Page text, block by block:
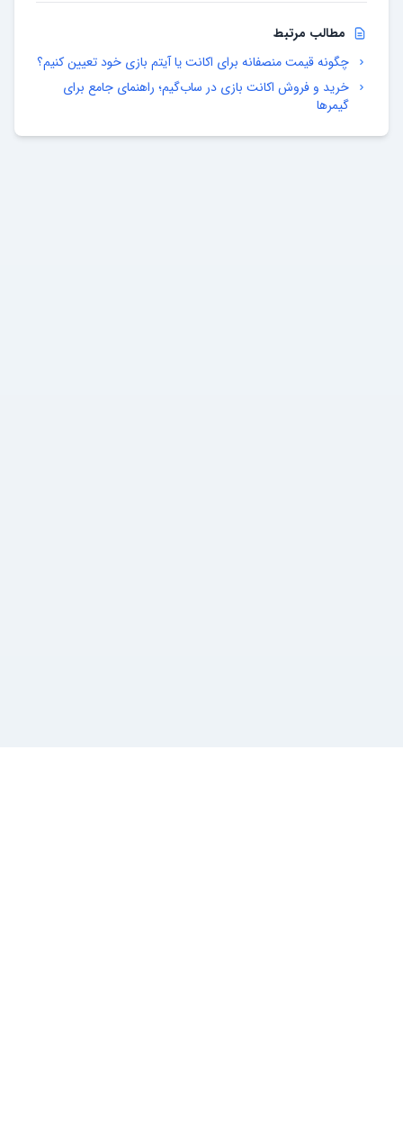
مطالب مرتبط
چگونه قیمت منصفانه برای اکانت یا آیتم بازی خود تعیین کنیم؟
خرید و فروش اکانت بازی در ساب‌گیم؛ راهنمای جامع برای
گیمرها